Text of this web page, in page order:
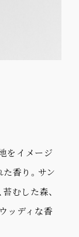
をイメージ
香り。サン
むした森、
ッディな香